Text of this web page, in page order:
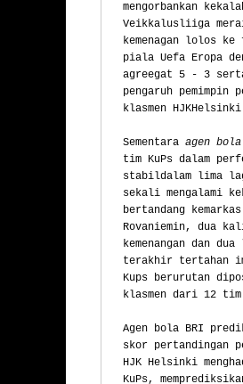
mengorbankan
Veikkalusliiga
kemenagan lolos
piala Uefa Eropa
agreegat 5 - 3
pengaruh pemimpin
klasmen
Sementara agen
tim KuPs dalam
stabildalam lima
sekali mengalami
bertandang kemarkas
Rovaniemin, dua
kemenangan dan dua
terakhir tertahan
Kups berurutan
klasmen dari 12
Agen bola BRI
skor pertandingan
HJK Helsinki
KuPs,